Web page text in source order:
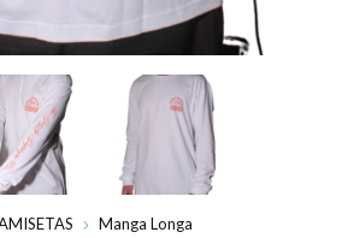
Manga Longa